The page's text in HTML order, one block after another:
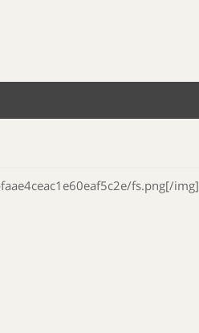
fs.png[/img]